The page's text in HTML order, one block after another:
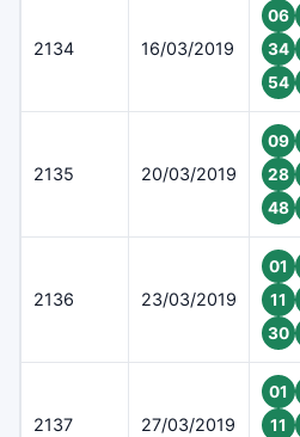
2134 16/03/2019
06
34
54
2135 20/03/2019
09
28
48
2136 23/03/2019
01
11
30
2137 27/03/2019
01
11